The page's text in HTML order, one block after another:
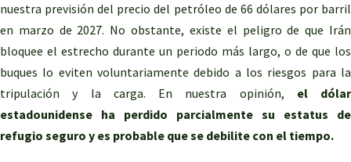
nuestra previsión del precio del petróleo de 66 dólares por barril
en marzo de 2027. No obstante, existe el peligro de que Irán
bloquee el estrecho durante un periodo más largo, o de que los
buques lo eviten voluntariamente debido a los riesgos para la
tripulación y la carga. En nuestra opinión, el dólar
estadounidense ha perdido parcialmente su estatus de
refugio seguro y es probable que se debilite con el tiempo.